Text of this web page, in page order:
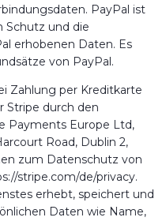
PayPal ist
Schutz und die
erhobenen Daten. Es
von PayPal.
Zahlung per Kreditkarte
Stripe durch den
Payments Europe Ltd,
Road, Dublin 2,
zum Datenschutz von
stripe.com/de/privacy.
erhebt, speichert und
Daten wie Name,